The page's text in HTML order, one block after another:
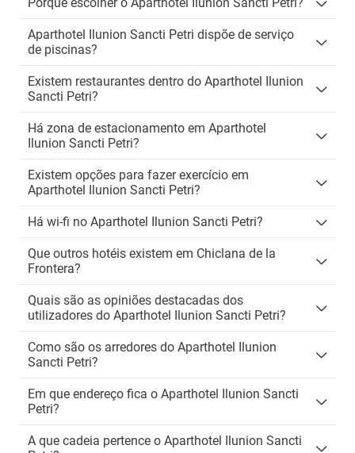
Aparthotel Ilunion Sancti Petri dispõe de serviço
de piscinas?
Existem restaurantes dentro do Aparthotel Ilunion
Sancti Petri?
Há zona de estacionamento em Aparthotel
Ilunion Sancti Petri?
Existem opções para fazer exercício em
Aparthotel Ilunion Sancti Petri?
Há wi-fi no Aparthotel Ilunion Sancti Petri?
Que outros hotéis existem em Chiclana de la
Frontera?
Quais são as opiniões destacadas dos
utilizadores do Aparthotel Ilunion Sancti Petri?
Como são os arredores do Aparthotel Ilunion
Sancti Petri?
Em que endereço fica o Aparthotel Ilunion Sancti
Petri?
A que cadeia pertence o Aparthotel Ilunion Sancti